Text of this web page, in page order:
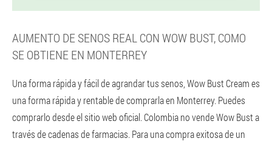
AUMENTO DE SENOS REAL CON WOW BUST, COMO
SE OBTIENE EN MONTERREY
Una forma rápida y fácil de agrandar tus senos, Wow Bust Cream es
una forma rápida y rentable de comprarla en Monterrey. Puedes
comprarlo desde el sitio web oficial. Colombia no vende Wow Bust a
través de cadenas de farmacias. Para una compra exitosa de un